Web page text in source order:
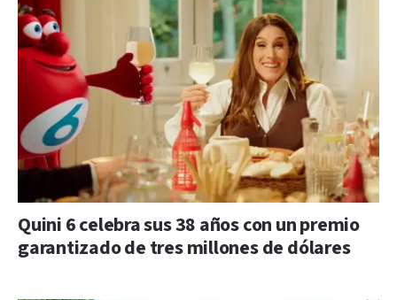
Quini 6 celebra sus 38 años con un premio
garantizado de tres millones de dólares